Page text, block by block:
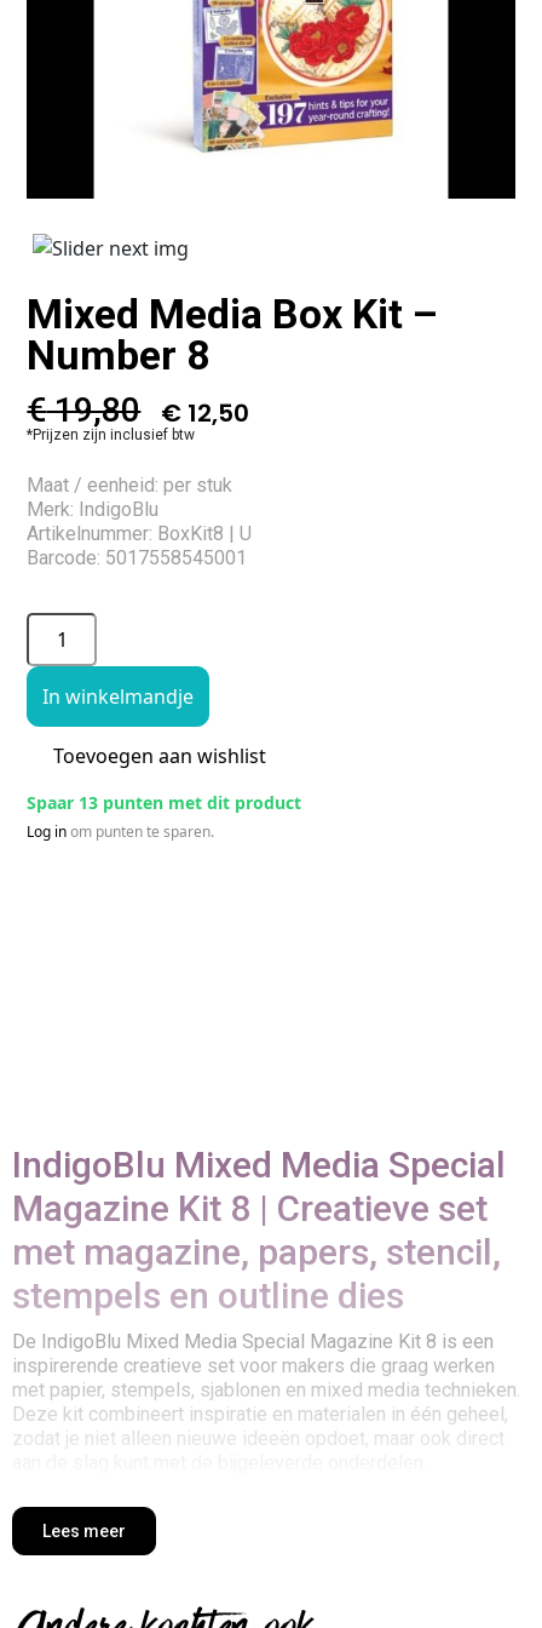
Mixed Media Box Kit –
Number 8
€19,80 € 12,50
*Prijzen zijn inclusief btw
Maat / eenheid: per stuk
Merk: IndigoBlu
Artikelnummer: BoxKit8 | U
Barcode: 5017558545001
In winkelmandje
Toevoegen aan wishlist
Spaar 13 punten met dit product
Log inom punten te sparen.
IndigoBlu Mixed Media Special
Magazine Kit 8 | Creatieve set
met magazine, papers, stencil,
stempels en outline dies
De IndigoBlu Mixed Media Special Magazine Kit 8 is een
inspirerende creatieve set voor makers die graag werken
met papier, stempels, sjablonen en mixed media technieken.
Deze kit combineert inspiratie en materialen in één geheel,
zodat je niet alleen nieuwe ideeën opdoet, maar ook direct
Inspiratie en materiaal in één
complete set
Wat deze kit bijzonder maakt, is de combinatie van een
Lees meer